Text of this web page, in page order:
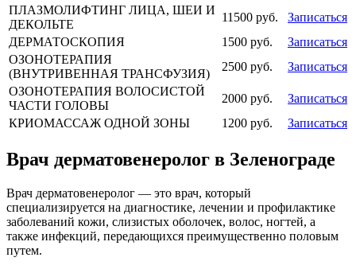
ПЛАЗМОЛИФТИНГ ЛИЦА, ШЕИ И
ДЕКОЛЬТЕ
11500 руб.
Записаться
ДЕРМАТОСКОПИЯ
1500 руб.
Записаться
ОЗОНОТЕРАПИЯ
(ВНУТРИВЕННАЯ ТРАНСФУЗИЯ)
2500 руб.
Записаться
ОЗОНОТЕРАПИЯ ВОЛОСИСТОЙ
ЧАСТИ ГОЛОВЫ
2000 руб.
Записаться
КРИОМАССАЖ ОДНОЙ ЗОНЫ
1200 руб. Записаться
Врач дерматовенеролог в Зеленограде
Врач дерматовенеролог — это врач, который
специализируется на диагностике, лечении и профилактике
заболеваний кожи, слизистых оболочек, волос, ногтей, а
также инфекций, передающихся преимущественно половым
путем.